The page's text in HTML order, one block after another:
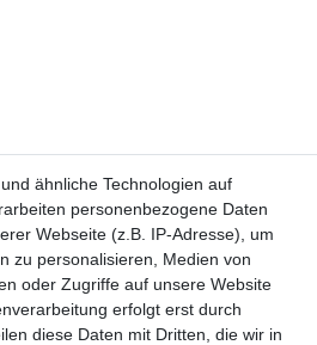
ich dieDaten­schutz­erklärung
kann ich jederzeit
ähnliche Technologien auf
personenbezogene Daten
Webseite (z.B. IP-Adresse), um
zu personalisieren, Medien von
oder Zugriffe auf unsere Website
erfolgt erst durch
diese Daten mit Dritten, die wir in